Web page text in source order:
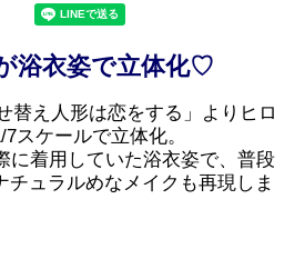
浴衣姿で立体化♡
替え人形は恋をする」よりヒロ
スケールで立体化。
着用していた浴衣姿で、普段
チュラルめなメイクも再現しま